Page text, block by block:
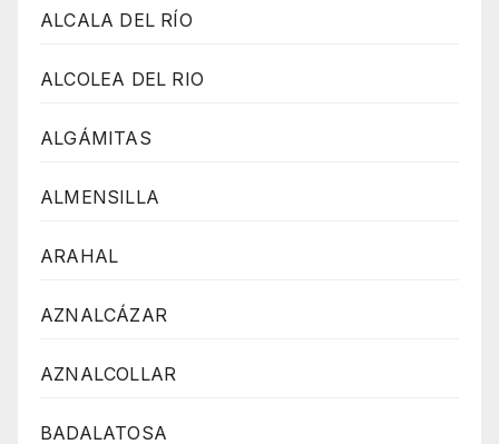
ALCALA DEL RÍO
ALCOLEA DEL RIO
ALGÁMITAS
ALMENSILLA
ARAHAL
AZNALCÁZAR
AZNALCOLLAR
BADALATOSA